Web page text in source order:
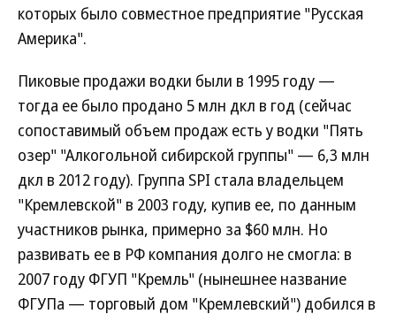
которых было совместное предприятие "Русская
Америка".
Пиковые продажи водки были в 1995 году —
тогда ее было продано 5 млн дкл в год (сейчас
сопоставимый объем продаж есть у водки "Пять
озер" "Алкогольной сибирской группы" — 6,3 млн
дкл в 2012 году). Группа SPI стала владельцем
"Кремлевской" в 2003 году, купив ее, по данным
участников рынка, примерно за $60 млн. Но
развивать ее в РФ компания долго не смогла: в
2007 году ФГУП "Кремль" (нынешнее название
ФГУПа — торговый дом "Кремлевский") добился в